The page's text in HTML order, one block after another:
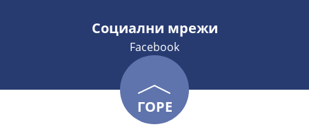
Социални мрежи
Facebook
ГОРЕ